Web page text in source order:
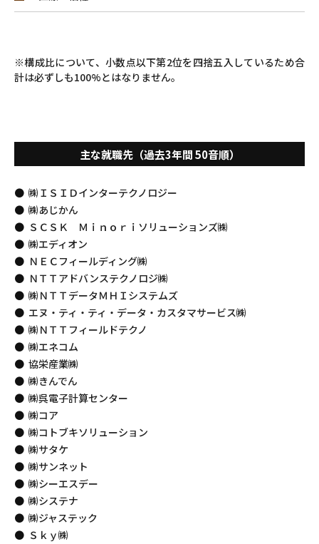
※構成比について、小数点以下第2位を四捨五入しているため合
計は必ずしも100%とはなりません。
主な就職先（過去3年間 50音順）
㈱ＩＳＩＤインターテクノロジー
㈱あじかん
ＳＣＳＫ Ｍｉｎｏｒｉソリューションズ㈱
㈱エディオン
ＮＥＣフィールディング㈱
ＮＴＴアドバンステクノロジ㈱
㈱ＮＴＴデータＭＨＩシステムズ
エヌ・ティ・ティ・データ・カスタマサービス㈱
㈱ＮＴＴフィールドテクノ
㈱エネコム
協栄産業㈱
㈱きんでん
㈱呉電子計算センター
㈱コア
㈱コトブキソリューション
㈱サタケ
㈱サンネット
㈱シーエスデー
㈱システナ
㈱ジャステック
Ｓｋｙ㈱